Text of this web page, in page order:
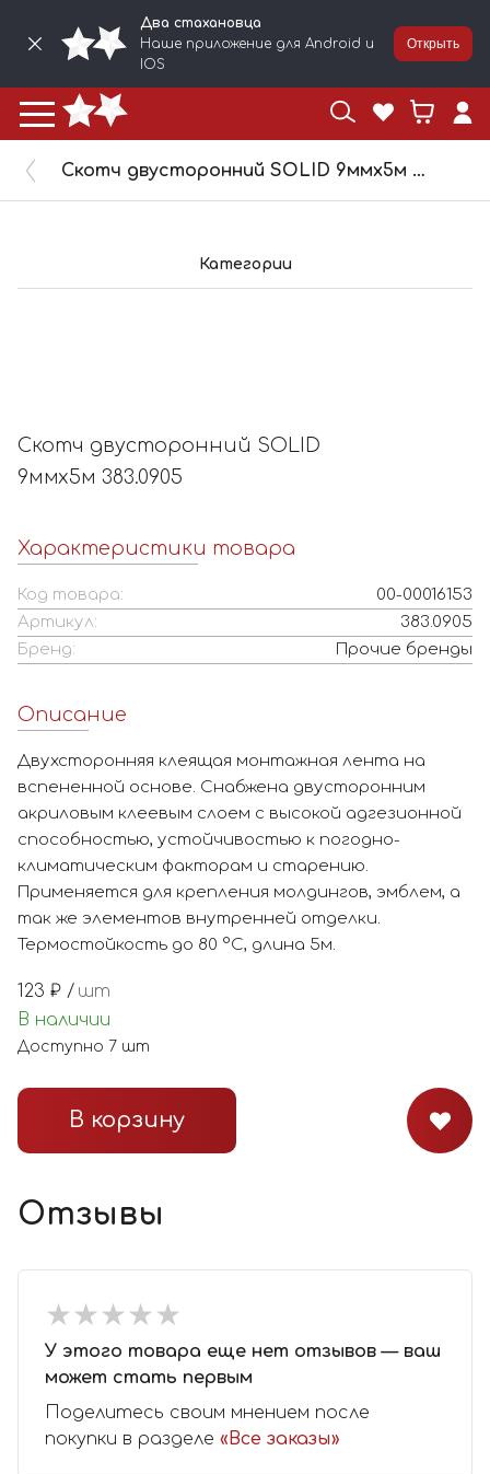
Два стахановца
Наше приложение для Android и
IOS
Открыть
Скотч двусторонний SOLID 9ммх5м 383.0905
Категории
Скотч двусторонний SOLID
9ммх5м 383.0905
Характеристики товара
Код товара:
00-00016153
Артикул:
383.0905
Бренд:
Прочие бренды
Описание
Двухсторонняя клеящая монтажная лента на
вспененной основе. Снабжена двусторонним
акриловым клеевым слоем с высокой адгезионной
способностью, устойчивостью к погодно-
климатическим факторам и старению.
Применяется для крепления молдингов, эмблем, а
так же элементов внутренней отделки.
Термостойкость до 80 °С, длина 5м.
123 ₽ / шт
В наличии
Доступно 7 шт
В корзину
Отзывы
★★★★★
★★★★★
У этого товара еще нет отзывов — ваш
может стать первым
Поделитесь своим мнением после
покупки в разделе «Все заказы»